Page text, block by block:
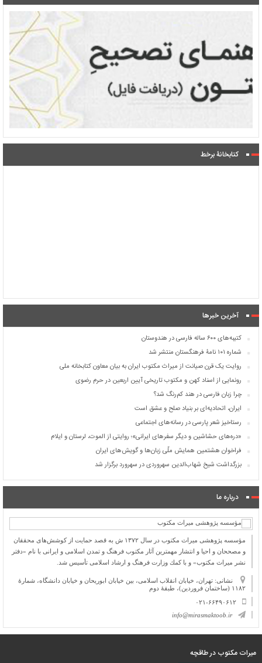
کتابخانۀ برخط
آخرین خبرها
کتیبه‌های ۶۰۰ ساله فارسی در هندوستان
شماره ۱۰۱ نامۀ فرهنگستان منتشر شد
روایت یک قرن صیانت از میراث مکتوب ایران به بیان معاون کتابخانه ملی
رونمایی از اسناد کهن و مکتوب تاریخی آیین اربعین در حرم رضوی
چرا زبان فارسی در هند کم‌رنگ شد؟
ایران، اتحادیه‌ای بر بنیاد صلح و عشق است
رستاخیز شعر پارسی در رسانه‌های اجتماعی
«دره‌های حشاشین و دیگر سفرهای ایرانی»؛ روایتی از الموت، لرستان و ایلام
فراخوان هشتمین همایش ملّی زبان‌ها و گویش‌های ایران
بزرگداشت شیخ شهاب‌الدین سهروردی در سهرورد برگزار شد
درباره ما
مؤسسه پژوهشی میراث مكتوب در سال ۱۳۷۲ ش به قصد حمایت از كوشش‌های محققان
و مصححان و احیا و انتشار مهمترین آثار مكتوب فرهنگ و تمدن اسلامی و ایرانی با نام «دفتر
نشر میراث مكتوب» و با كمك وزارت فرهنگ و ارشاد اسلامی تأسیس شد.
نشانی: تهران، خیابان انقلاب اسلامی، بین خیابان ابوریحان و خیابان دانشگاه، شمارۀ
۱۱۸۲ (ساختمان فروردین)، طبقۀ دوم
۰۲۱-۶۶۴۹۰۶۱۲
info@mirasmaktoob.ir
میرات مکتوب در طاقچه